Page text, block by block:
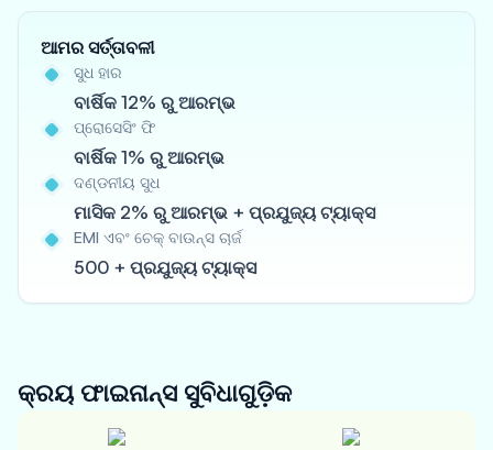
ଆମର ସର୍ତ୍ତାବଳୀ
ସୁଧ ହାର
ବାର୍ଷିକ 12% ରୁ ଆରମ୍ଭ
ପ୍ରୋସେସିଂ ଫି
ବାର୍ଷିକ 1% ରୁ ଆରମ୍ଭ
ଦଣ୍ଡନୀୟ ସୁଧ
ମାସିକ 2% ରୁ ଆରମ୍ଭ + ପ୍ରଯୁଜ୍ୟ ଟ୍ୟାକ୍ସ
EMI ଏବଂ ଚେକ୍ ବାଉନ୍ସ ଚାର୍ଜ
500 + ପ୍ରଯୁଜ୍ୟ ଟ୍ୟାକ୍ସ
କ୍ରୟ ଫାଇନାନ୍ସ ସୁବିଧାଗୁଡ଼ିକ